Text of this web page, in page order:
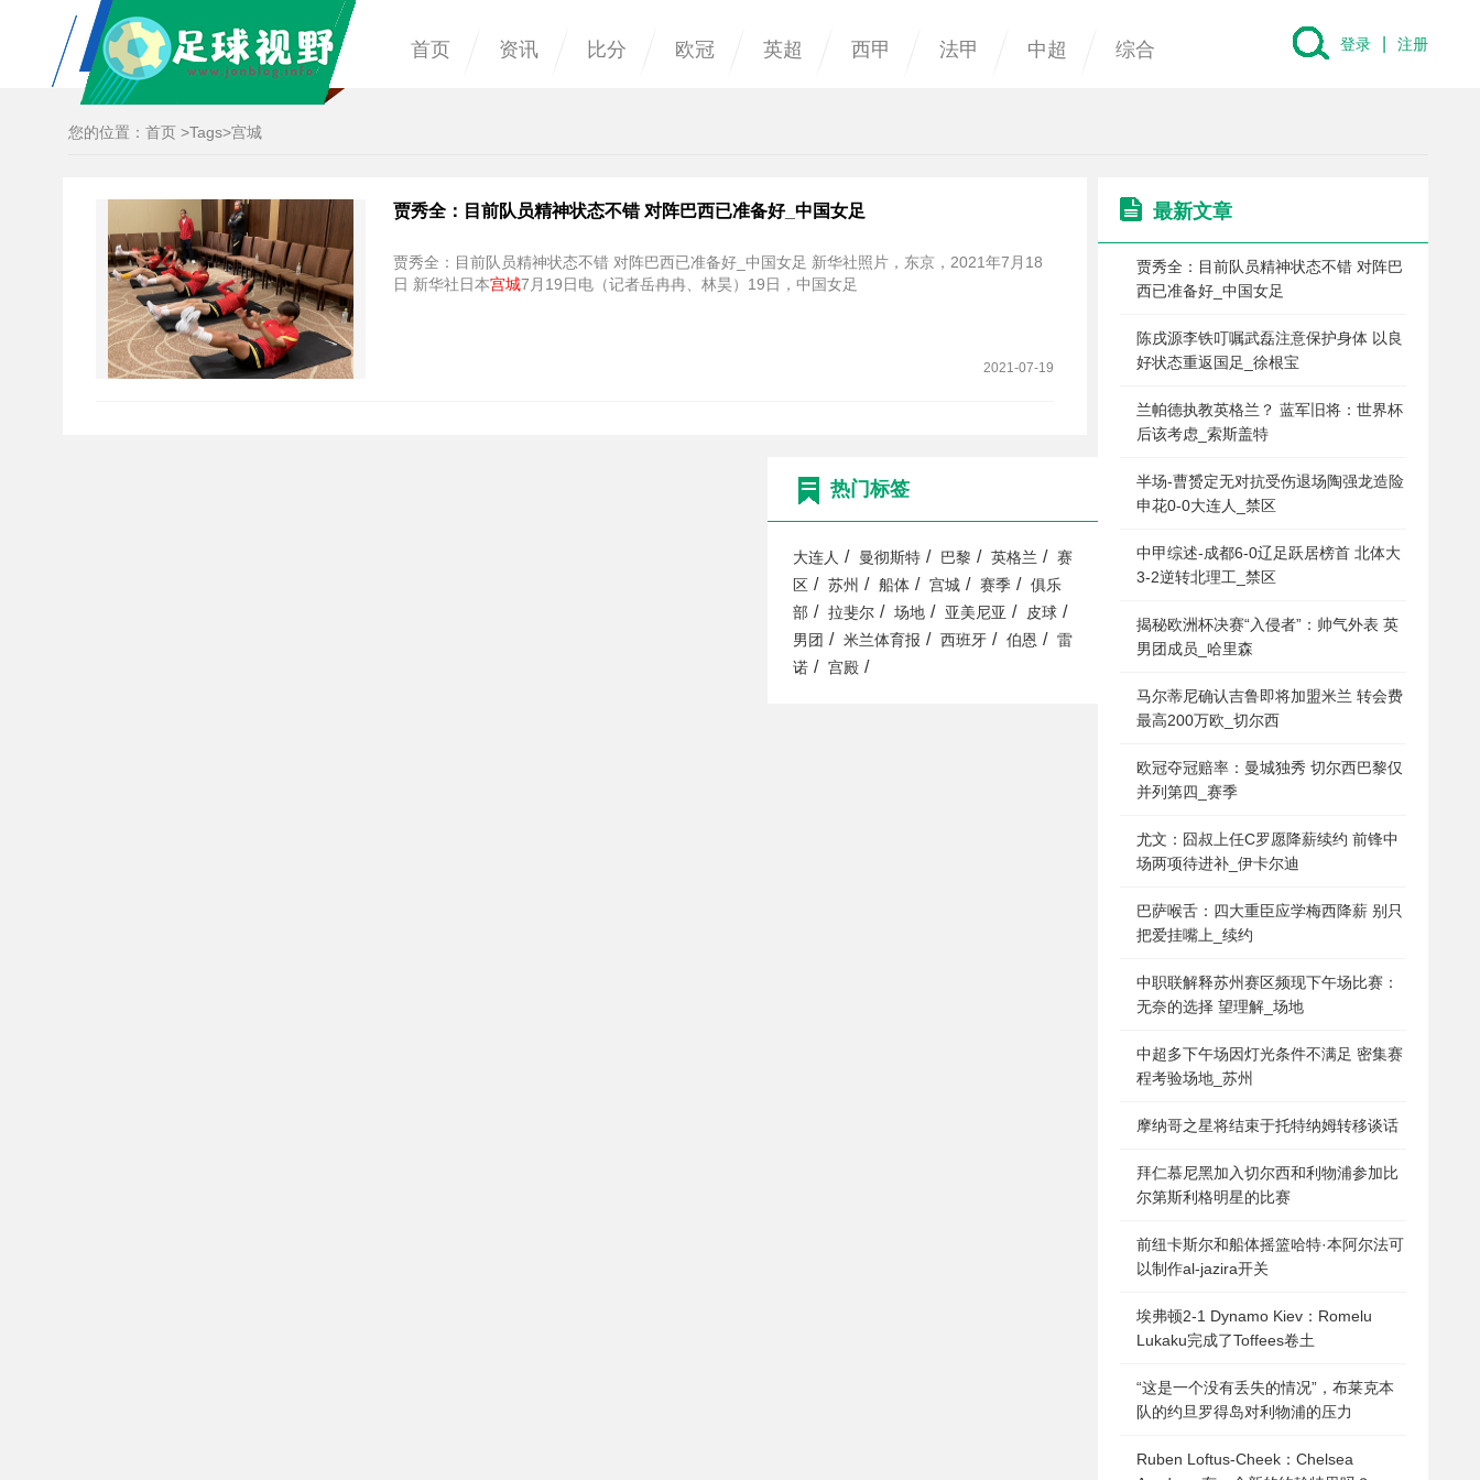
首页 资讯 比分 欧冠 英超 西甲 法甲 中超 综合 登录 注册
您的位置： 首页 >Tags>宫城
贾秀全：目前队员精神状态不错 对阵巴西已准备好_中国女足
贾秀全：目前队员精神状态不错 对阵巴西已准备好_中国女足 新华社照片，东京，2021年7月18
日 新华社日本宫城7月19日电（记者岳冉冉、林昊）19日，中国女足
2021-07-19
最新文章
贾秀全：目前队员精神状态不错 对阵巴
西已准备好_中国女足
陈戌源李铁叮嘱武磊注意保护身体 以良
好状态重返国足_徐根宝
兰帕德执教英格兰？ 蓝军旧将：世界杯
后该考虑_索斯盖特
半场-曹赟定无对抗受伤退场陶强龙造险
申花0-0大连人_禁区
中甲综述-成都6-0辽足跃居榜首 北体大
3-2逆转北理工_禁区
揭秘欧洲杯决赛“入侵者”：帅气外表 英
男团成员_哈里森
马尔蒂尼确认吉鲁即将加盟米兰 转会费
最高200万欧_切尔西
欧冠夺冠赔率：曼城独秀 切尔西巴黎仅
并列第四_赛季
尤文：囧叔上任C罗愿降薪续约 前锋中
场两项待进补_伊卡尔迪
巴萨喉舌：四大重臣应学梅西降薪 别只
把爱挂嘴上_续约
中职联解释苏州赛区频现下午场比赛：
无奈的选择 望理解_场地
中超多下午场因灯光条件不满足 密集赛
程考验场地_苏州
摩纳哥之星将结束于托特纳姆转移谈话
拜仁慕尼黑加入切尔西和利物浦参加比
尔第斯利格明星的比赛
前纽卡斯尔和船体摇篮哈特·本阿尔法可
以制作al-jazira开关
埃弗顿2-1 Dynamo Kiev：Romelu
Lukaku完成了Toffees卷土
“这是一个没有丢失的情况”，布莱克本
队的约旦罗得岛对利物浦的压力
Ruben Loftus-Cheek：Chelsea
热门标签
大连人 / 曼彻斯特 / 巴黎 / 英格兰 /
赛
区 / 苏州 / 船体 / 宫城 / 赛季 /
俱乐
部 / 拉斐尔 / 场地 / 亚美尼亚 / 皮球 /
男团 / 米兰体育报 / 西班牙 / 伯恩 /
雷
诺 / 宫殿 /